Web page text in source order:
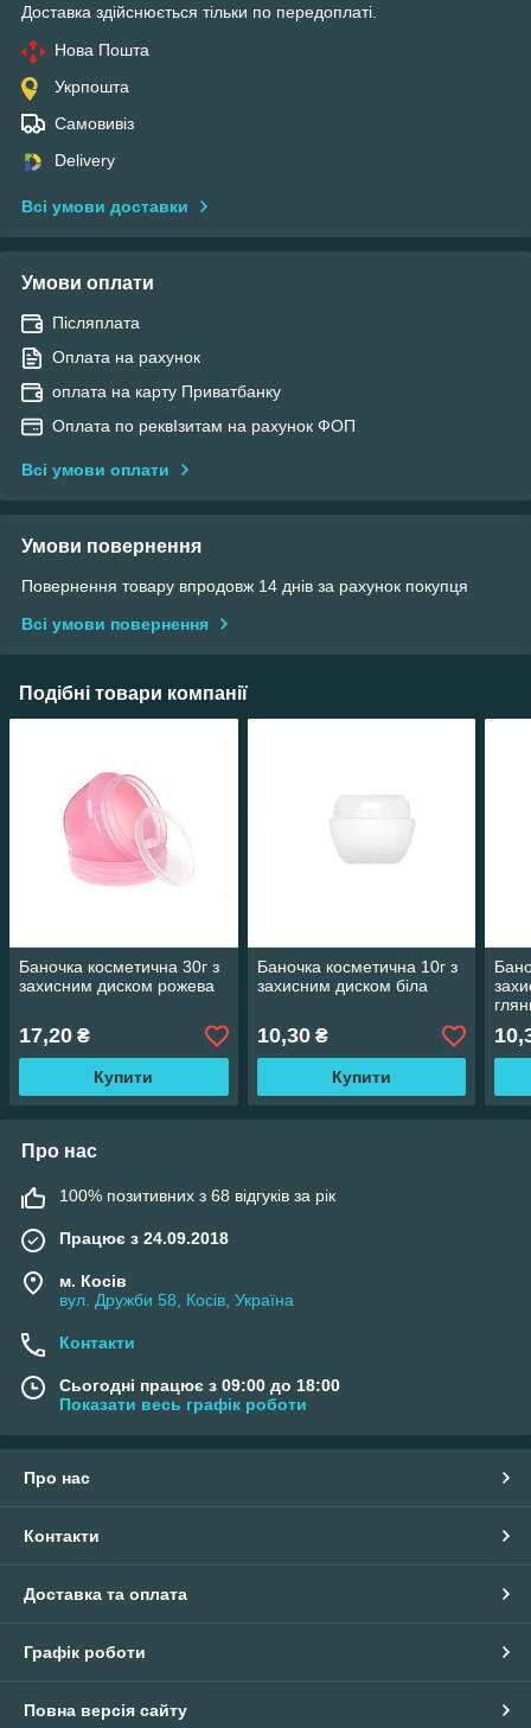
Доставка здійснюється тільки по передоплаті.
Нова Пошта
Укрпошта
Самовивіз
Delivery
Всі умови доставки
Умови оплати
Післяплата
Оплата на рахунок
оплата на карту Приватбанку
Оплата по реквІзитам на рахунок ФОП
Всі умови оплати
Умови повернення
Повернення товару впродовж 14 днів за рахунок покупця
Всі умови повернення
Подібні товари компанії
Баночка косметична 30г з
захисним диском рожева
17,20 ₴
Купити
Баночка косметична 10г з
захисним диском біла
10,30₴
Купити
Про нас
100% позитивних з 68 відгуків за рік
Працює з 24.09.2018
м. Косів
вул. Дружби 58, Косів, Україна
Контакти
Сьогодні працює з 09:00 до 18:00
Показати весь графік роботи
Про нас
Контакти
Доставка та оплата
Графік роботи
Повна версія сайту